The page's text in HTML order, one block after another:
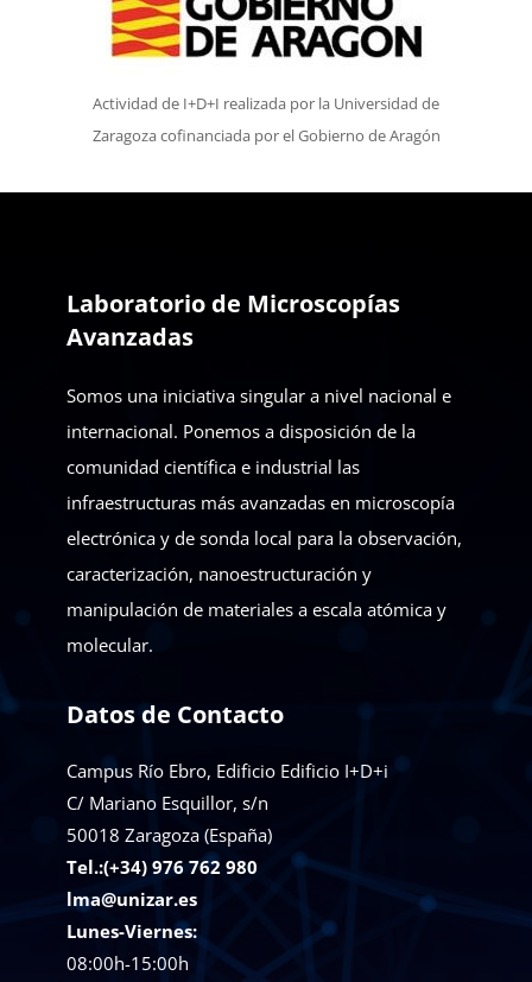
Actividad de I+D+I realizada por la Universidad de
Zaragoza cofinanciada por el Gobierno de Aragón
Laboratorio de Microscopías
Avanzadas
Somos una iniciativa singular a nivel nacional e
internacional. Ponemos a disposición de la
comunidad científica e industrial las
infraestructuras más avanzadas en microscopía
electrónica y de sonda local para la observación,
caracterización, nanoestructuración y
manipulación de materiales a escala atómica y
molecular.
Datos de Contacto
Campus Río Ebro, Edificio Edificio I+D+i
C/ Mariano Esquillor, s/n
50018 Zaragoza (España)
Tel.:(+34) 976 762 980
lma@unizar.es
Lunes-Viernes:
08:00h-15:00h